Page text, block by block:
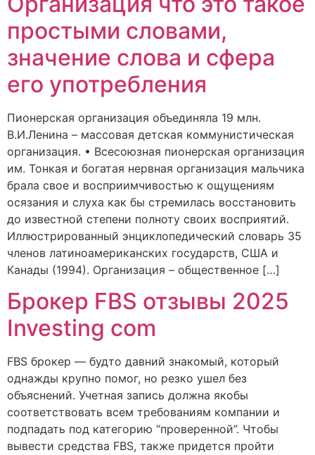
простыми словами,
значение слова и сфера
его употребления
Пионерская организация объединяла 19 млн.
В.И.Ленина – массовая детская коммунистическая
организация. • Всесоюзная пионерская организация
им. Тонкая и богатая нервная организация мальчика
брала свое и восприимчивостью к ощущениям
осязания и слуха как бы стремилась восстановить
до известной степени полноту своих восприятий.
Иллюстрированный энциклопедический словарь 35
членов латиноамериканских государств, США и
Канады (1994). Организация – общественное […]
Брокер FBS отзывы 2025
Investing com
FBS брокер — будто давний знакомый, который
однажды крупно помог, но резко ушел без
объяснений. Учетная запись должна якобы
соответствовать всем требованиям компании и
подпадать под категорию “проверенной”. Чтобы
вывести средства FBS, также придется пройти